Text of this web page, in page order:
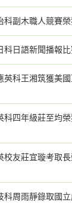
科副木職人競賽
科日語新聞播報
英科王湘筑獲美
科四年級莊至均
校友莊宜璇考取
科周雨靜錄取國